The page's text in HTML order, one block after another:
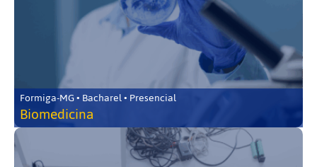
Formiga-MG • Bacharel • Presencial
Biomedicina